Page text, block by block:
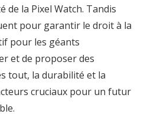
la Pixel Watch. Tandis
pour garantir le droit à la
pour les géants
et de proposer des
tout, la durabilité et la
cruciaux pour un futur